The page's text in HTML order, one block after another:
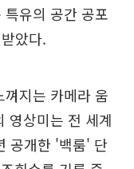
유의 공간 공포
았다.
지는 카메라 움
영상미는 전 세계
공개한 '백룸' 단